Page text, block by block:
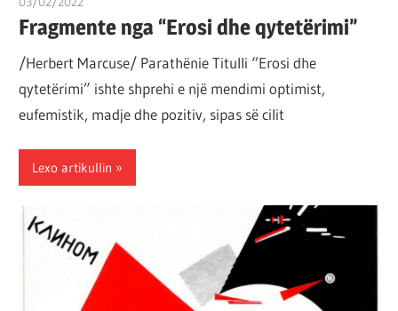
Fragmente nga “Erosi dhe qytetërimi”
/Herbert Marcuse/ Parathënie Titulli “Erosi dhe
qytetërimi” ishte shprehi e një mendimi optimist,
eufemistik, madje dhe pozitiv, sipas së cilit
Lexo artikullin